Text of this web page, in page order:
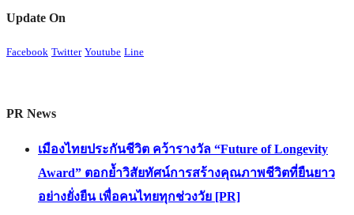
Update On
Facebook Twitter Youtube Line
PR News
เมืองไทยประกันชีวิต คว้ารางวัล “Future of Longevity
Award” ตอกย้ำวิสัยทัศน์การสร้างคุณภาพชีวิตที่ยืนยาว
อย่างยั่งยืน เพื่อคนไทยทุกช่วงวัย [PR]